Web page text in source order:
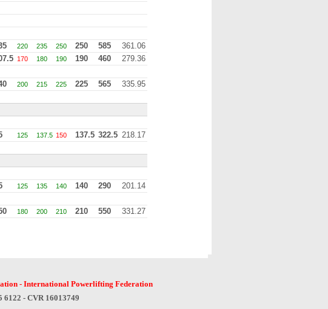
220 235 250 250 585
361.06
170 180 190 190 460
279.36
200 215 225 225 565 335.95
125 137.5 150 137.5 322.5 218.17
125 135 140 140 290
201.14
180 200 210 210 550 331.27
- International Powerlifting Federation
- CVR 16013749